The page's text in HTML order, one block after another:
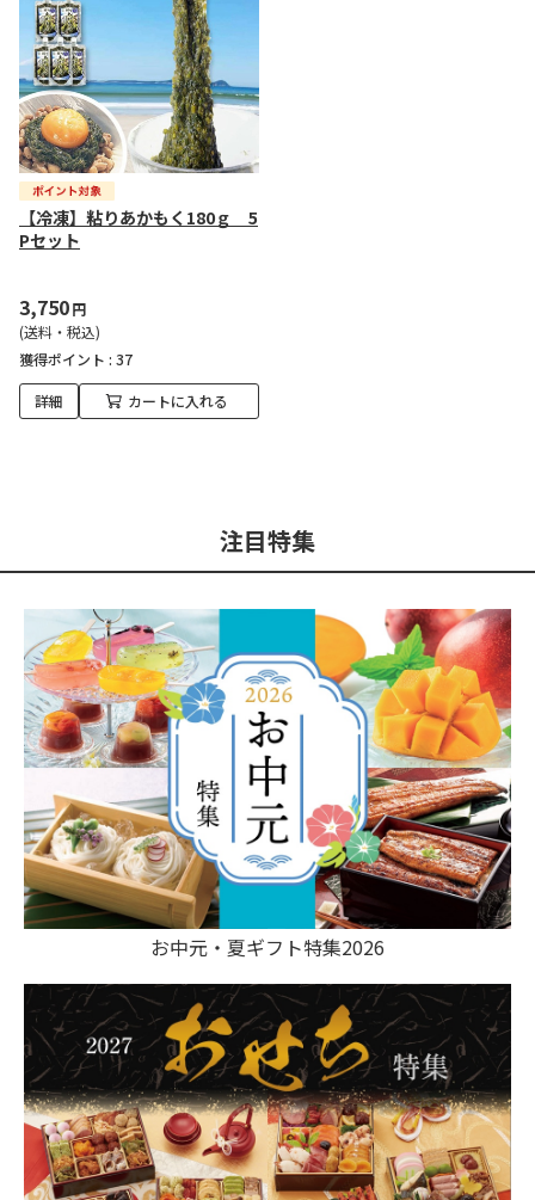
【冷凍】粘りあかもく180ｇ 5
Pセット
3,750円
(送料・税込)
獲得ポイント : 37
詳細 カートに入れる
注目特集
お中元・夏ギフト特集2026